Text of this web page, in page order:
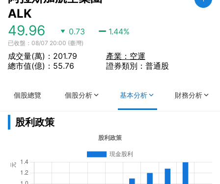
ALK
49.96 0.73 1.44%
已收盤：08/07 20:00 (臺灣)
成交量(萬)：201.79
總市值(億)：55.76
產業：空運
證券類別：普通股
個股總覽 個股分析 基本分析 財務分析
股利政策